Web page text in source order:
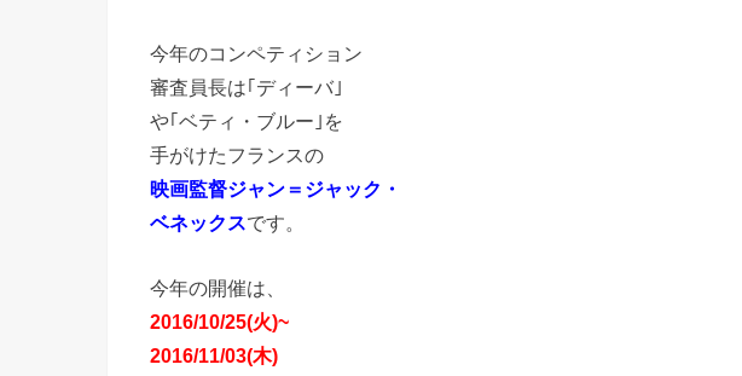
今年のコンペティション
審査員長は｢ディーバ｣
や｢ベティ・ブルー｣を
手がけたフランスの
映画監督ジャン＝ジャック・
ベネックスです。
今年の開催は、
2016/10/25(火)~
2016/11/03(木)